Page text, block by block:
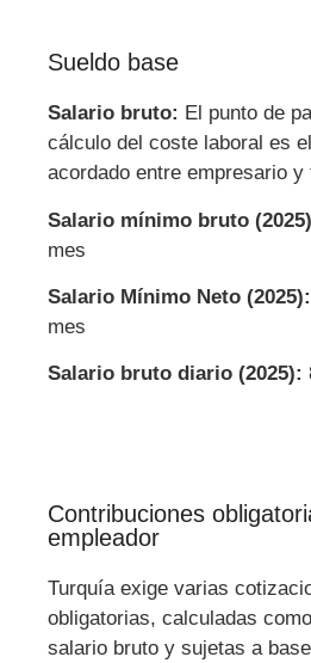
Sueldo base
Salario bruto: El punto de
cálculo del coste laboral es
acordado entre empresario y
Salario mínimo bruto
mes
Salario Mínimo Neto (2025):
mes
Salario bruto diario (2025):
Contribuciones
empleador
Turquía exige varias
obligatorias, calculadas
salario bruto y sujetas a